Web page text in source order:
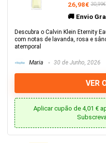
26,98€ 30,99€
🚚 Envio
Descubra o Calvin Klein Eternity
com notas de lavanda, rosa e
atemporal
Maria 30 de Junho, 2026
VER
Aplicar cupão de 4,01 €